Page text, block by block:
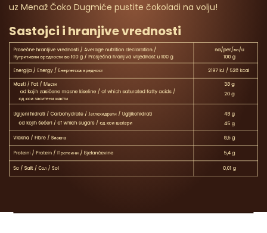
uz Menaž Čoko Dugmiće pustite čokoladi na volju!
Sastojci i hranjive vrednosti